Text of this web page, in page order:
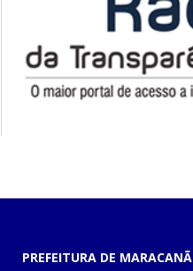
PREFEITURA DE MARACANÃ